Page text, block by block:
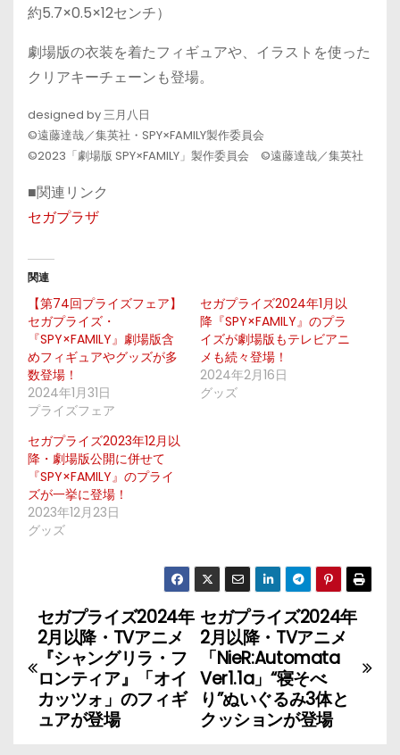
約5.7×0.5×12センチ）
劇場版の衣装を着たフィギュアや、イラストを使った
クリアキーチェーンも登場。
designed by 三月八日
©遠藤達哉／集英社・SPY×FAMILY製作委員会
©2023「劇場版 SPY×FAMILY」製作委員会 ©遠藤達哉／集英社
■関連リンク
セガプラザ
関連
【第74回プライズフェア】
セガプライズ・
『SPY×FAMILY』劇場版含
めフィギュアやグッズが多
数登場！
2024年1月31日
プライズフェア
セガプライズ2024年1月以
降『SPY×FAMILY』のプラ
イズが劇場版もテレビアニ
メも続々登場！
2024年2月16日
グッズ
セガプライズ2023年12月以
降・劇場版公開に併せて
『SPY×FAMILY』のプライ
ズが一挙に登場！
2023年12月23日
グッズ
投
稿
ナ
ビ
セガプライズ2024年
2月以降・TVアニメ
「NieR:Automata
Ver1.1a」“寝そべ
り”ぬいぐるみ3体と
クッションが登場
セガプライズ2024年
2月以降・TVアニメ
『シャングリラ・フ
ロンティア』「オイ
カッツォ」のフィギ
ュアが登場